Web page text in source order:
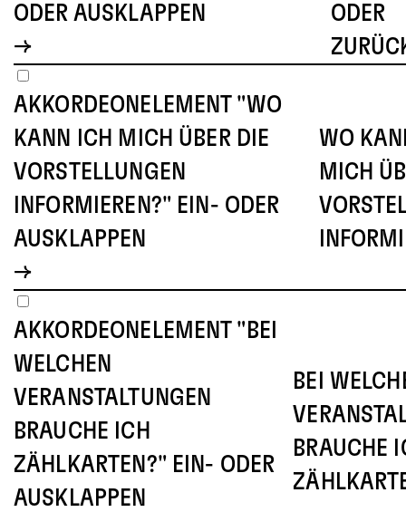
ODER
ODER AUSKLAPPEN
WO
MICH
AKKORDEONELEMENT "WO
KANN ICH MICH ÜBER DIE
VORSTELLUNGEN
INFORMIEREN?" EIN- ODER
AUSKLAPPEN
BEI
BRAUCHE
AKKORDEONELEMENT "BEI
WELCHEN
VERANSTALTUNGEN
BRAUCHE ICH
ZÄHLKARTEN?" EIN- ODER
AUSKLAPPEN